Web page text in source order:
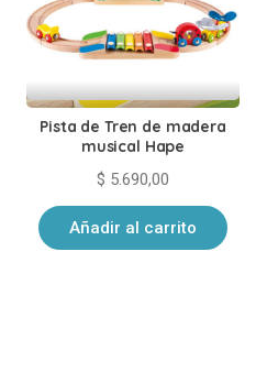
Pista de Tren de madera
musical Hape
$ 5.690,00
Añadir al carrito